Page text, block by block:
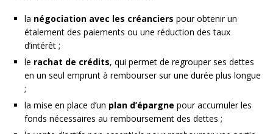
la négociation avec les créanciers pour obtenir un
étalement des paiements ou une réduction des taux
d’intérêt ;
le rachat de crédits, qui permet de regrouper ses dettes
en un seul emprunt à rembourser sur une durée plus longue
;
la mise en place d’un plan d’épargne pour accumuler les
fonds nécessaires au remboursement des dettes ;